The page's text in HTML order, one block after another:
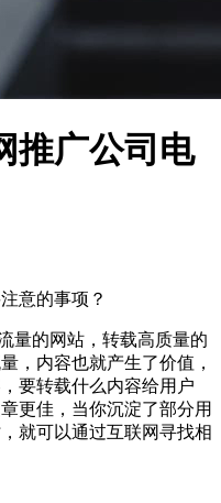
推广公司电
意的事项？
量的网站，转载高质量的
，内容也就产生了价值，
要转载什么内容给用户
更佳，当你沉淀了部分用
就可以通过互联网寻找相